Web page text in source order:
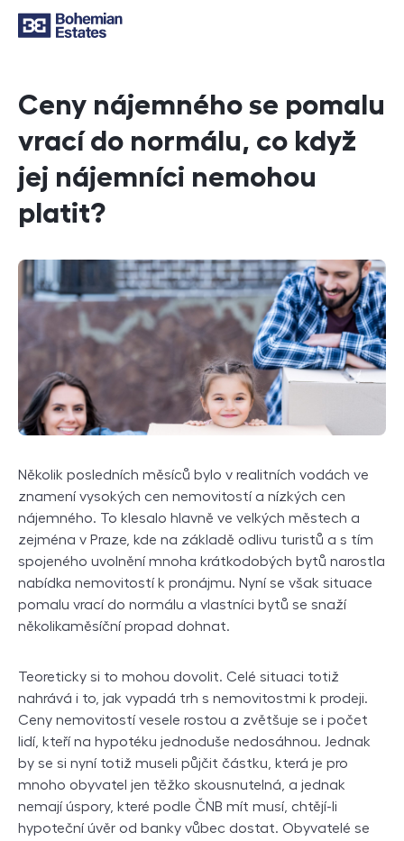
Ceny nájemného se pomalu
vrací do normálu, co když
jej nájemníci nemohou
platit?
Několik posledních měsíců bylo v realitních vodách ve
znamení vysokých cen nemovitostí a nízkých cen
nájemného. To klesalo hlavně ve velkých městech a
zejména v Praze, kde na základě odlivu turistů a s tím
spojeného uvolnění mnoha krátkodobých bytů narostla
nabídka nemovitostí k pronájmu. Nyní se však situace
pomalu vrací do normálu a vlastníci bytů se snaží
několikaměsíční propad dohnat.
Teoreticky si to mohou dovolit. Celé situaci totiž
nahrává i to, jak vypadá trh s nemovitostmi k prodeji.
Ceny nemovitostí vesele rostou a zvětšuje se i počet
lidí, kteří na hypotéku jednoduše nedosáhnou. Jednak
by se si nyní totiž museli půjčit částku, která je pro
mnoho obyvatel jen těžko skousnutelná, a jednak
nemají úspory, které podle ČNB mít musí, chtějí-li
hypoteční úvěr od banky vůbec dostat. Obyvatelé se